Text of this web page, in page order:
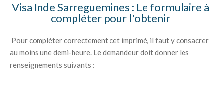
Visa Inde Sarreguemines : Le formulaire à
compléter pour l'obtenir
Pour compléter correctement cet imprimé, il faut y consacrer
au moins une demi-heure. Le demandeur doit donner les
renseignements suivants :